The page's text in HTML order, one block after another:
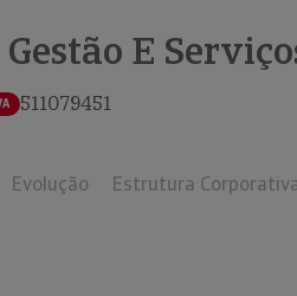
E
511079451
Evolução Estrutura Corporativa